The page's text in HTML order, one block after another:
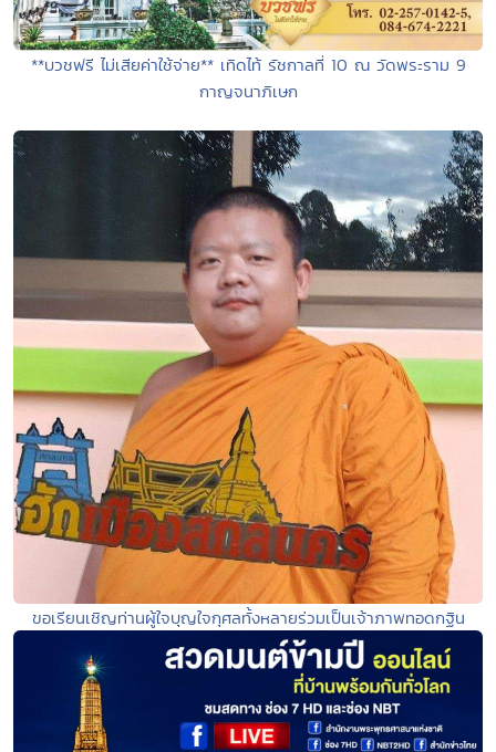
**บวชฟรี ไม่เสียค่าใช้จ่าย** เทิดไท้ รัชกาลที่ 10 ณ วัดพระราม 9
กาญจนาภิเษก
ขอเรียนเชิญท่านผู้ใจบุญใจกุศลทั้งหลายร่วมเป็นเจ้าภาพทอดกฐิน